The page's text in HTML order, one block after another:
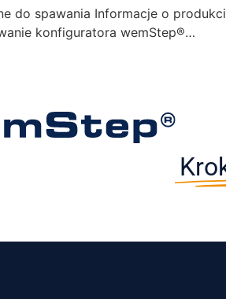
do spawania Informacje o
konfiguratora wemStep®…